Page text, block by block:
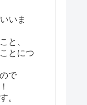
いま
と、
とにつ
で
。